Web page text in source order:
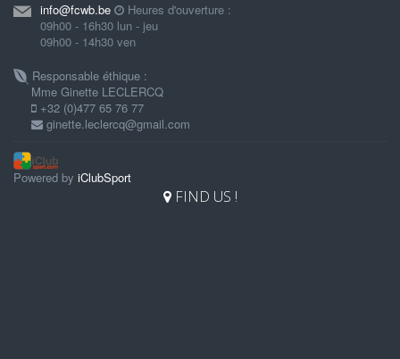
info@fcwb.be
Heures d'ouverture :
09h00 - 16h30 lun - jeu
09h00 - 14h30 ven
Responsable éthique :
Mme Ginette LECLERCQ
+32 (0)477 65 76 77
ginette.leclercq@gmail.com
Powered by iClubSport
FIND US !